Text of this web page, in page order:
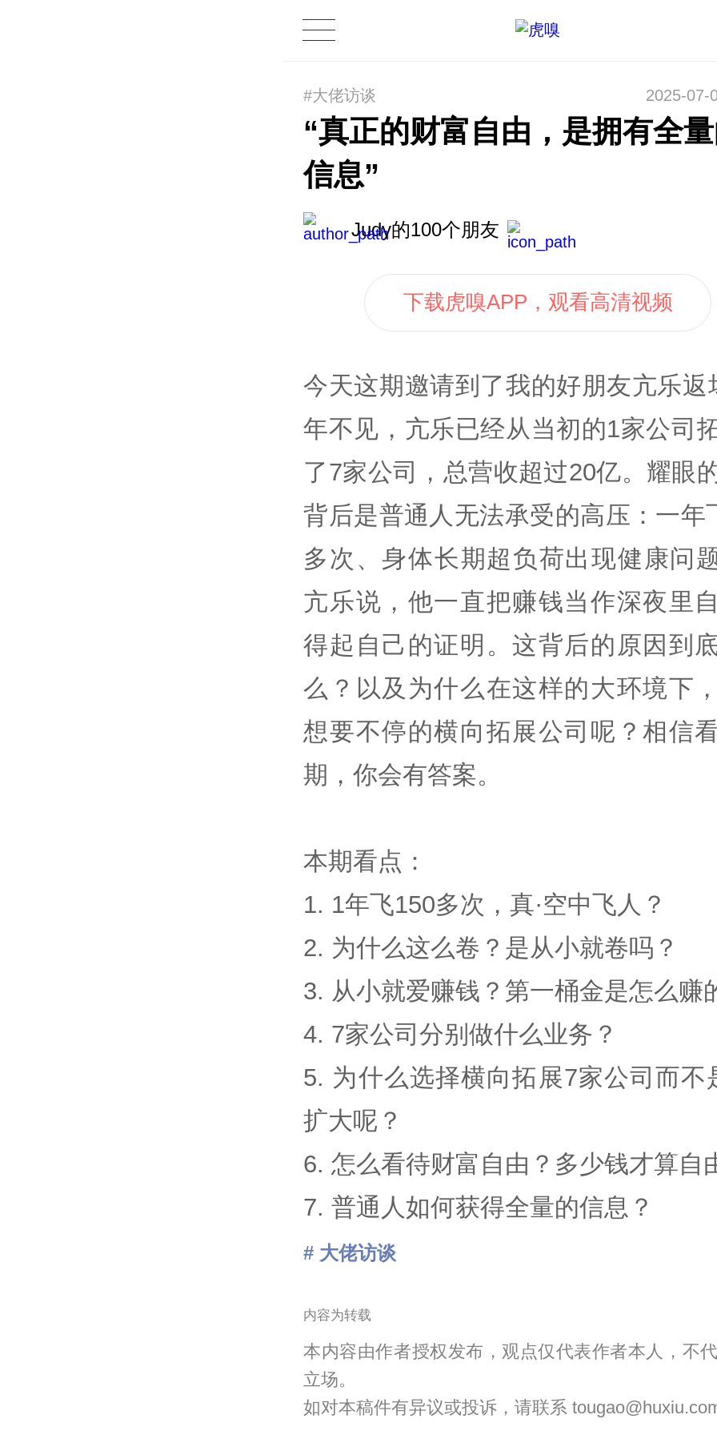
#大佬访谈 2025-07-
“真正的财富自由，是拥有全
信息”
Judy的100个朋友
下载虎嗅APP，观看高清视频
今天这期邀请到了我的好朋友亢乐返
年不见，亢乐已经从当初的1家公司
了7家公司，总营收超过20亿。耀眼
背后是普通人无法承受的高压：一年
多次、身体长期超负荷出现健康
亢乐说，他一直把赚钱当作深夜里
得起自己的证明。这背后的原因到
么？以及为什么在这样的大环境下
想要不停的横向拓展公司呢？相信
期，你会有答案。
本期看点：
1. 1年飞150多次，真·空中飞人？
2. 为什么这么卷？是从小就卷吗？
3. 从小就爱赚钱？第一桶金是怎么赚
4. 7家公司分别做什么业务？
5. 为什么选择横向拓展7家公司而不
扩大呢？
6. 怎么看待财富自由？多少钱才算自
7. 普通人如何获得全量的信息？
# 大佬访谈
内容为转载
本内容由作者授权发布，观点仅代表作者本人，不
立场。
如对本稿件有异议或投诉，请联系 tougao@huxiu.com